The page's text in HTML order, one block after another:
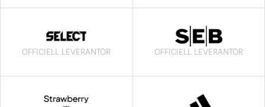
OFFICIELL LEVERANTÖR OFFICIELL LEVERANTÖR